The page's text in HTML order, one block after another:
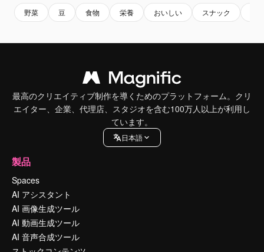
野菜 豆 食物 栄養 おいしい スナック
最高のクリエイティブ制作を導くためのプラットフォーム。クリ
エイター、企業、代理店、スタジオを含む100万人以上が利用し
ています。
日本語
製品
Spaces
AI アシスタント
AI 画像生成ツール
AI 動画生成ツール
AI 音声合成ツール